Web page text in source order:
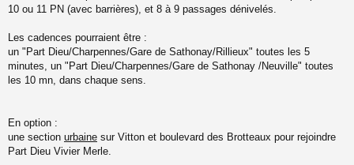
10 ou 11 PN (avec barrières), et 8 à 9 passages dénivelés.
Les cadences pourraient être :
un "Part Dieu/Charpennes/Gare de Sathonay/Rillieux" toutes les 5
minutes, un "Part Dieu/Charpennes/Gare de Sathonay /Neuville" toutes
les 10 mn, dans chaque sens.
En option :
une section urbaine sur Vitton et boulevard des Brotteaux pour rejoindre
Part Dieu Vivier Merle.